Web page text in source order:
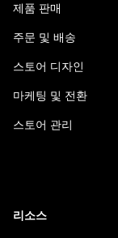
제품 판매
주문 및 배송
스토어 디자인
마케팅 및 전환
스토어 관리
리소스